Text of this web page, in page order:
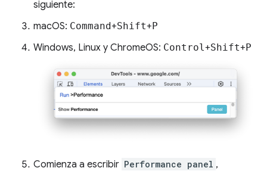
siguiente:
macOS: Command+Shift+P
Windows, Linux y ChromeOS: Control+Shift+P
Comienza a escribir Performance panel ,